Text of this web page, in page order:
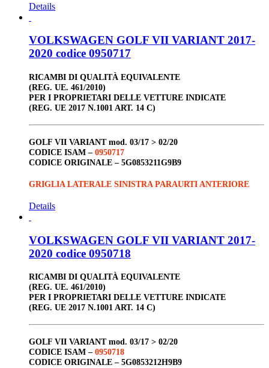
Details
VOLKSWAGEN GOLF VII VARIANT 2017-
2020 codice 0950717
RICAMBI DI QUALITÀ EQUIVALENTE
(REG. UE. 461/2010)
PER I PROPRIETARI DELLE VETTURE INDICATE
(REG. UE 2017 N.1001 ART. 14 C)
GOLF VII VARIANTmod. 03/17 > 02/20
CODICE ISAM – 0950717
CODICE ORIGINALE – 5G0853211G9B9
GRIGLIA LATERALE SINISTRA PARAURTI ANTERIORE
Details
VOLKSWAGEN GOLF VII VARIANT 2017-
2020 codice 0950718
RICAMBI DI QUALITÀ EQUIVALENTE
(REG. UE. 461/2010)
PER I PROPRIETARI DELLE VETTURE INDICATE
(REG. UE 2017 N.1001 ART. 14 C)
GOLF VII VARIANTmod. 03/17 > 02/20
CODICE ISAM – 0950718
CODICE ORIGINALE – 5G0853212H9B9